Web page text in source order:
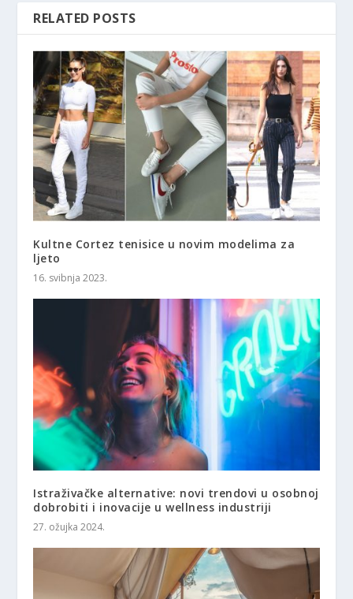
RELATED POSTS
Kultne Cortez tenisice u novim modelima za
ljeto
16. svibnja 2023.
Istraživačke alternative: novi trendovi u osobnoj
dobrobiti i inovacije u wellness industriji
27. ožujka 2024.